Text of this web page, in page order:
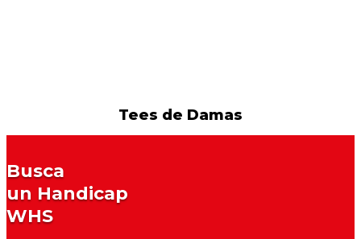
Tees de Damas
Busca
un Handicap
WHS